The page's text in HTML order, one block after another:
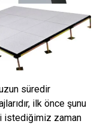
süredir
ilk önce şunu
istediğimiz zaman